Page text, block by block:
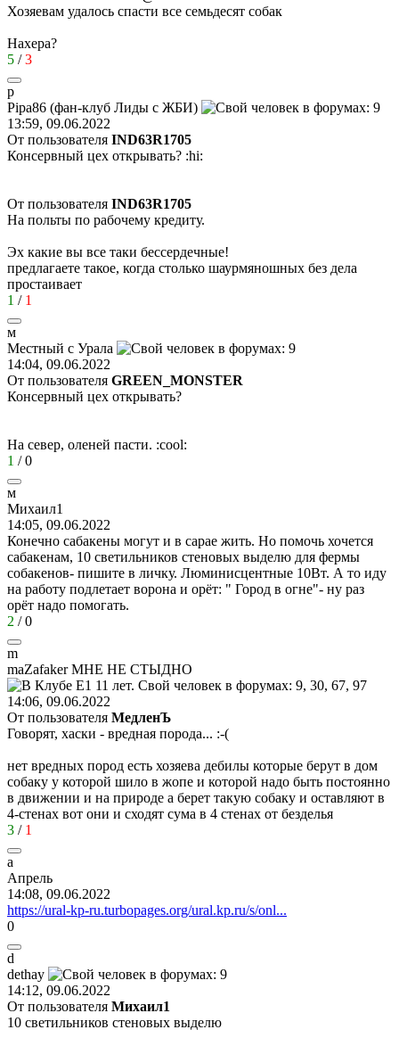
Хозяевам удалось спасти все семьдесят собак
Нахера?
5 /3
p
Pipa86 (фан-клуб Лиды с ЖБИ)
13:59, 09.06.2022
От пользователя IND63R1705
Консервный цех открывать? :hi:
От пользователя IND63R1705
На польты по рабочему кредиту.
Эх какие вы все таки бессердечные!
предлагаете такое, когда столько шаурмяношных без дела
простаивает
1 / 1
м
Местный с Урала
14:04, 09.06.2022
От пользователя GREEN_MONSTER
Консервный цех открывать?
На север, оленей пасти. :cool:
1 /0
м
Михаил1
14:05, 09.06.2022
Конечно сабакены могут и в сарае жить. Но помочь хочется
сабакенам, 10 светильников стеновых выделю для фермы
собакенов- пишите в личку. Люминисцентные 10Вт. А то иду
на работу подлетает ворона и орёт: " Город в огне"- ну раз
орёт надо помогать.
2 /0
m
maZafakerМНЕ НЕ СТЫДНО
14:06, 09.06.2022
От пользователя МедленЪ
Говорят, хаски - вредная порода... :-(
нет вредных пород есть хозяева дебилы которые берут в дом
собаку у которой шило в жопе и которой надо быть постоянно
в движении и на природе а берет такую собаку и оставляют в
4-стенах вот они и сходят сума в 4 стенах от безделья
3 / 1
а
Апрель
14:08, 09.06.2022
https://ural-kp-ru.turbopages.org/ural.kp.ru/s/onl...
0
d
dethay
14:12, 09.06.2022
От пользователя Михаил1
10 светильников стеновых выделю